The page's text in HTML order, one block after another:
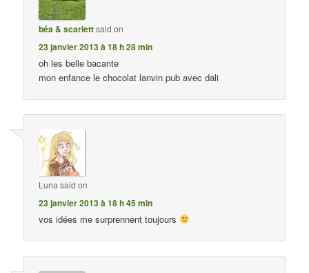
béa & scarlettsaid on
23 janvier 2013 à 18 h 28 min
oh les belle bacante
mon enfance le chocolat lanvin pub avec dali
Luna said on
23 janvier 2013 à 18 h 45 min
vos idées me surprennent toujours